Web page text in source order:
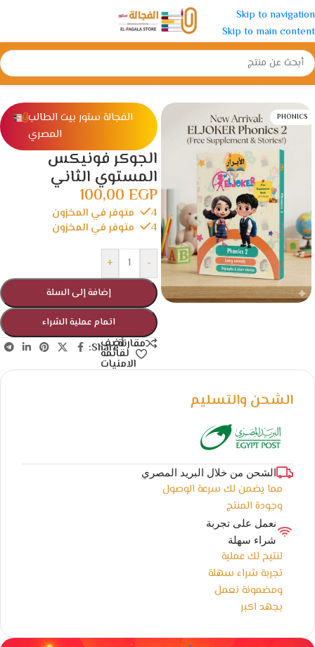
Skip to navigation
Skip to main content
الرئيسية/رياض الأطفال/كتب التأسيس
PHONICS
الفجالة ستور بيت الطالب
المصري
الجوكر فونيكس
المستوي الثاني
100,00 EGP
4 متوفر في المخزون
4 متوفر في المخزون
-
+
إضافة إلى السلة
اتمام عملية الشراء
مقارنةأضف
لقائمة
الامنيات
Share:
الشحن والتسليم
الشحن من خلال البريد المصري
مما يضمن لك سرعة الوصول
وجودة المنتج
نعمل على تجربة
شراء سهلة
لنتيح لك عملية
تجربة شراء سهلة
ومضمونة نعمل
بجهد اكبر